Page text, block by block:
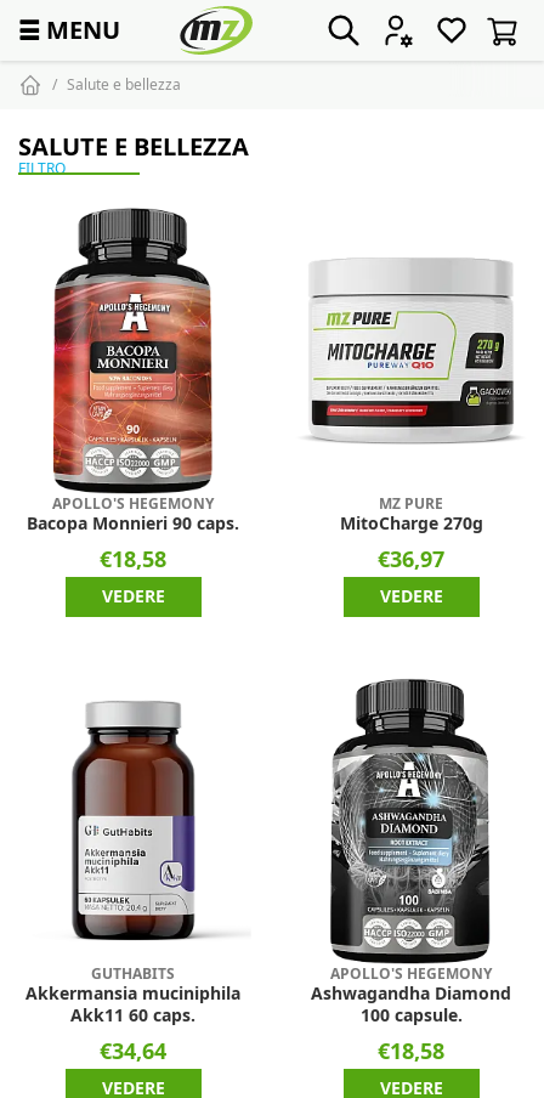
☰ MENU
Salute e bellezza
SALUTE E BELLEZZA
FILTRO
APOLLO'S HEGEMONY
Bacopa Monnieri 90 caps.
€18,58
VEDERE
MZ PURE
MitoCharge 270g
€36,97
VEDERE
GUTHABITS
Akkermansia muciniphila
Akk11 60 caps.
€34,64
VEDERE
APOLLO'S HEGEMONY
Ashwagandha Diamond
100 capsule.
€18,58
VEDERE